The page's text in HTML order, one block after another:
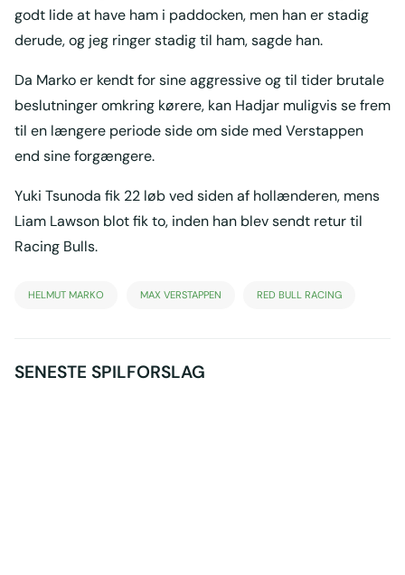
godt lide at have ham i paddocken, men han er stadig
derude, og jeg ringer stadig til ham, sagde han.
Da Marko er kendt for sine aggressive og til tider brutale
beslutninger omkring kørere, kan Hadjar muligvis se frem
til en længere periode side om side med Verstappen
end sine forgængere.
Yuki Tsunoda fik 22 løb ved siden af hollænderen, mens
Liam Lawson blot fik to, inden han blev sendt retur til
Racing Bulls.
HELMUT MARKO MAX VERSTAPPEN RED BULL RACING
SENESTE SPILFORSLAG